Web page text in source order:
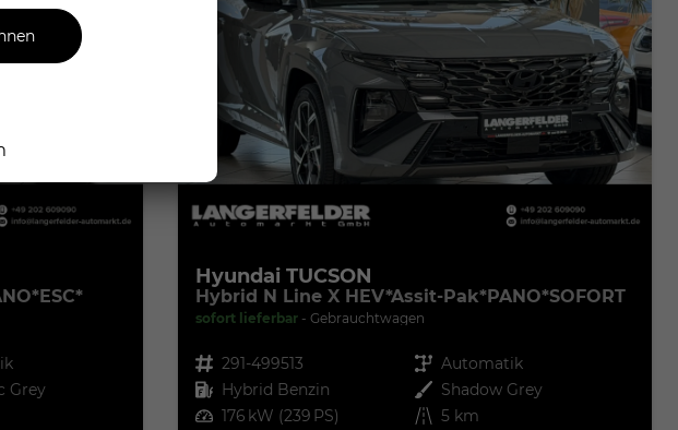
Grey
Hyundai TUCSON
Hybrid N Line X HEV*Assit-Pak*PANO*SOFORT
sofort lieferbar Gebrauchtwagen
Fahrzeugnr. 291-499513 Getriebe Automatik
Kraftstoff Hybrid Benzin Außenfarbe Shadow Grey
Leistung 176 kW (239 PS) Kilometerstand 5 km